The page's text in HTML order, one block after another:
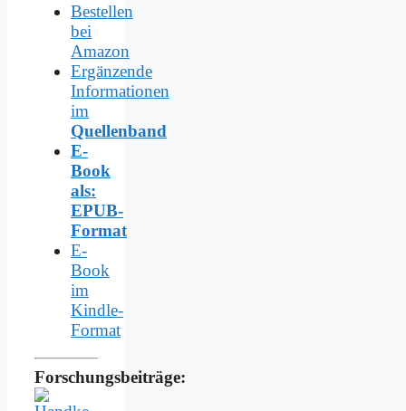
Bestellen
bei
Amazon
Ergänzende
Informationen
im
Quellenband
E-
Book
als:
EPUB-
Format
E-
Book
im
Kindle-
Format
Forschungsbeiträge: